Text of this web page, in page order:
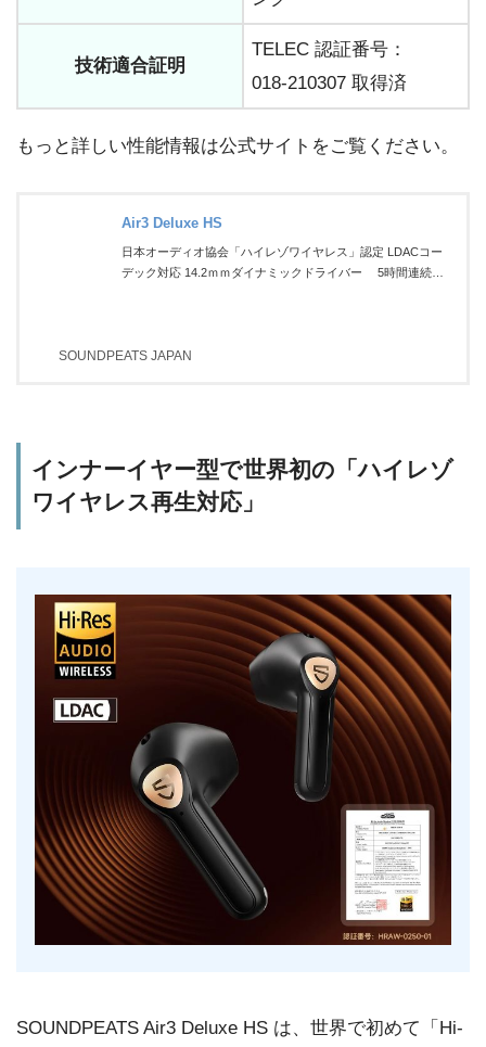
技術適合証明
TELEC 認証番号：
018-210307 取得済
もっと詳しい性能情報は公式サイトをご覧ください。
Air3 Deluxe HS
日本オーディオ協会「ハイレゾワイヤレス」認定 LDACコー
デック対応 14.2ｍｍダイナミックドライバー 5時間連続再
SOUNDPEATS JAPAN
インナーイヤー型で世界初の「ハイレゾ
ワイヤレス再生対応」
SOUNDPEATS Air3 Deluxe HS は、世界で初めて「Hi-